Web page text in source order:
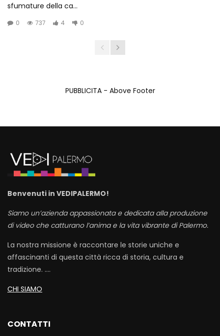
sfumature della ca...
0 737 4 0
PUBBLICITA - Above Footer
Benvenuti in VEDIPALERMO!
Siamo un’azienda appassionata e dedicata alla produzione
di video che catturano l’anima e la vita vibrante di Palermo.
La nostra missione è raccontare le storie uniche e
affascinanti di questa città ricca di storia, cultura e
tradizione. ….
CHI SIAMO
CONTATTI